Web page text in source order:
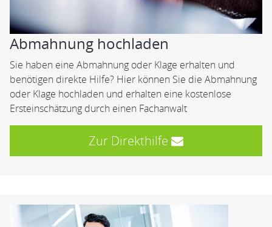
Abmahnung hochladen
Sie haben eine Abmahnung oder Klage erhalten und
benötigen direkte Hilfe? Hier können Sie die Abmahnung
oder Klage hochladen und erhalten eine kostenlose
Ersteinschätzung durch einen Fachanwalt
Zur Direkthilfe